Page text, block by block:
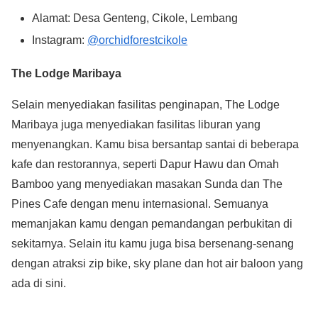
Alamat: Desa Genteng, Cikole, Lembang
Instagram: @orchidforestcikole
The Lodge Maribaya
Selain menyediakan fasilitas penginapan, The Lodge
Maribaya juga menyediakan fasilitas liburan yang
menyenangkan. Kamu bisa bersantap santai di beberapa
kafe dan restorannya, seperti Dapur Hawu dan Omah
Bamboo yang menyediakan masakan Sunda dan The
Pines Cafe dengan menu internasional. Semuanya
memanjakan kamu dengan pemandangan perbukitan di
sekitarnya. Selain itu kamu juga bisa bersenang-senang
dengan atraksi zip bike, sky plane dan hot air baloon yang
ada di sini.